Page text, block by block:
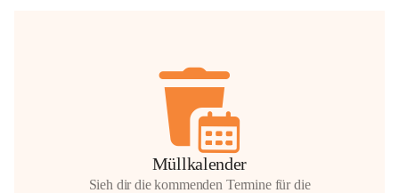
Müllkalender
Sieh dir die kommenden Termine für die